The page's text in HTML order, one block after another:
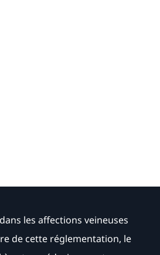
les affections veineuses
de cette réglementation, le